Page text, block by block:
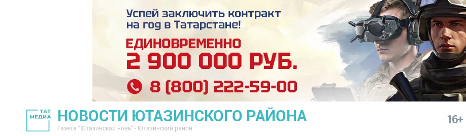
НОВОСТИ ЮТАЗИНСКОГО РАЙОНА
Газета "Ютазинская новь" - Ютазинский район
16+